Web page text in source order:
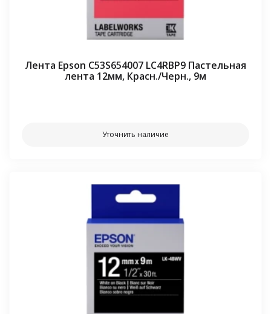
Лента Epson C53S654007 LC4RBP9 Пастельная
лента 12мм, Красн./Черн., 9м
Уточнить наличие